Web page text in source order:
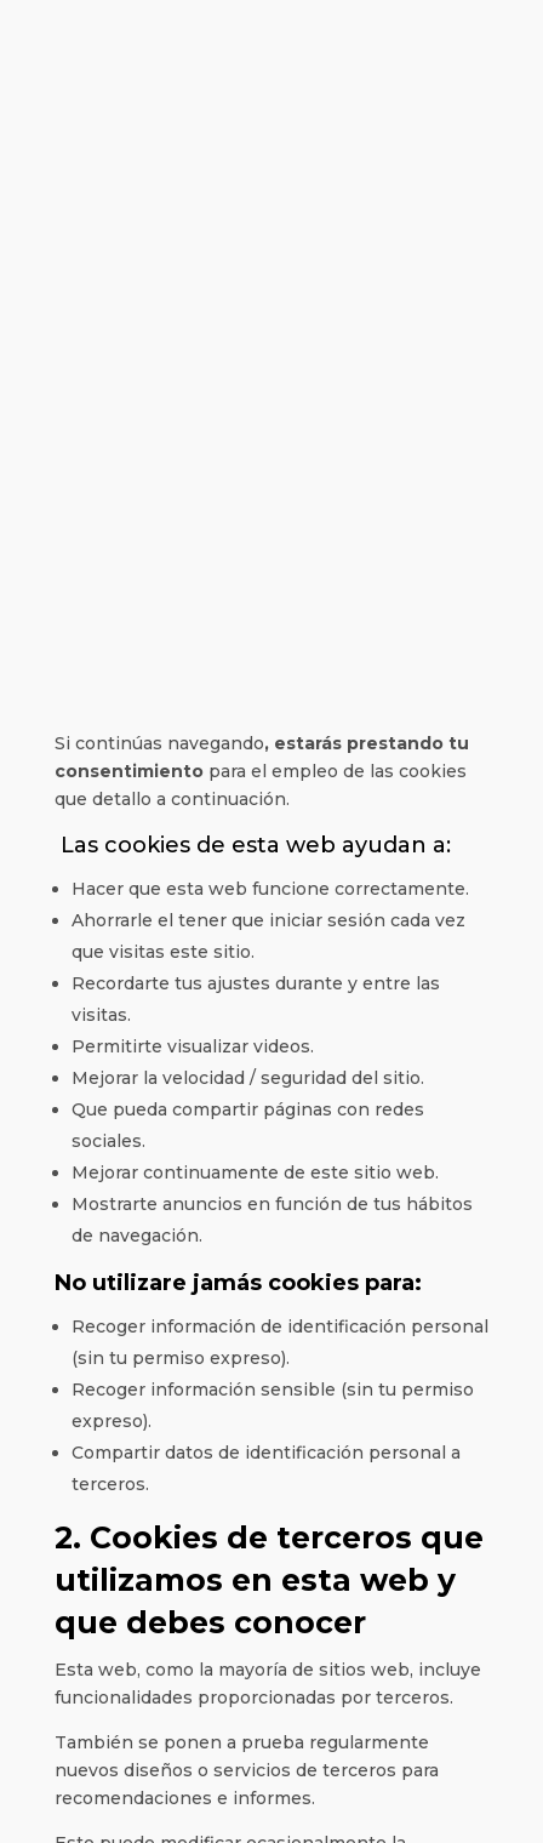
Si continúas navegando, estarás prestando tu
consentimientopara el empleo de las cookies
que detallo a continuación.
Las cookies de esta web ayudan a:
Hacer que esta web funcione correctamente.
Ahorrarle el tener que iniciar sesión cada vez
que visitas este sitio.
Recordarte tus ajustes durante y entre las
visitas.
Permitirte visualizar videos.
Mejorar la velocidad / seguridad del sitio.
Que pueda compartir páginas con redes
sociales.
Mejorar continuamente de este sitio web.
Mostrarte anuncios en función de tus hábitos
de navegación.
No utilizare jamás cookies para:
Recoger información de identificación personal
(sin tu permiso expreso).
Recoger información sensible (sin tu permiso
expreso).
Compartir datos de identificación personal a
terceros.
2. Cookies de terceros que
utilizamos en esta web y
que debes conocer
Esta web, como la mayoría de sitios web, incluye
funcionalidades proporcionadas por terceros.
También se ponen a prueba regularmente
nuevos diseños o servicios de terceros para
recomendaciones e informes.